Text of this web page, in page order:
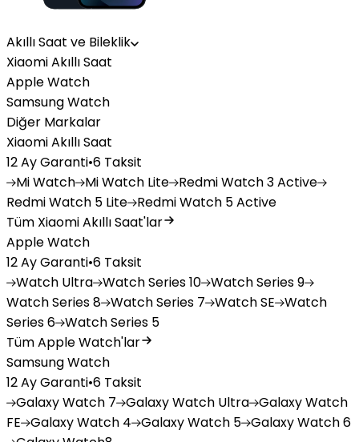
Akıllı Saat ve Bileklik
Xiaomi Akıllı Saat
Apple Watch
Samsung Watch
Diğer Markalar
Xiaomi Akıllı Saat
12 Ay Garanti•6 Taksit
MiWatch MiWatch Lite RedmiWatch 3 Active
RedmiWatch 5 Lite RedmiWatch 5 Active
Tüm Xiaomi Akıllı Saat'lar
Apple Watch
12 Ay Garanti•6 Taksit
Watch Ultra WatchSeries 10 WatchSeries 9
WatchSeries 8 WatchSeries 7 WatchSE Watch
Series 6 WatchSeries 5
Tüm Apple Watch'lar
Samsung Watch
12 Ay Garanti•6 Taksit
GalaxyWatch 7 GalaxyWatch Ultra GalaxyWatch
FE GalaxyWatch 4 GalaxyWatch 5 GalaxyWatch 6